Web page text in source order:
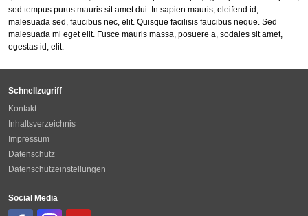
sed tempus purus mauris sit amet dui. In sapien mauris, eleifend id,
malesuada sed, faucibus nec, elit. Quisque facilisis faucibus neque. Sed
malesuada mi eget elit. Fusce mauris massa, posuere a, sodales sit amet,
egestas id, elit.
Schnellzugriff
Kontakt
Inhaltsverzeichnis
Impressum
Datenschutz
Datenschutzeinstellungen
Social Media